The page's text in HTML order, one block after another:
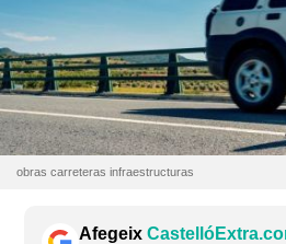
obras carreteras infraestructuras
Afegeix